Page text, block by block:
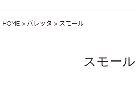
HOME バレッタ スモール
スモール